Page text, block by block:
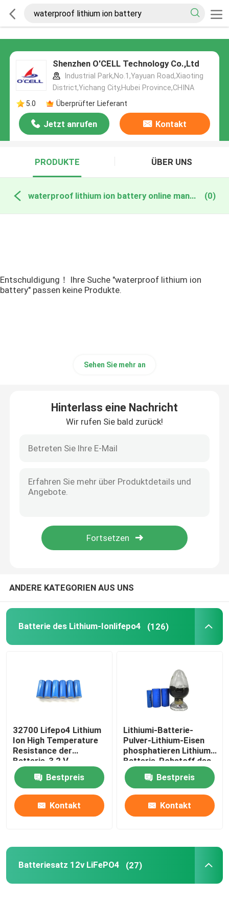
Shenzhen O'CELL Technology Co.,Ltd
Industrial Park,No.1,Yayuan Road,Xiaoting
District,Yichang City,Hubei Province,CHINA
5.0
Überprüfter Lieferant
Jetzt anrufen Kontakt
PRODUKTE ÜBER UNS
waterproof lithium ion battery online manufacture (0)
Entschuldigung！ Ihre Suche "waterproof lithium ion
battery" passen keine Produkte.
Sehen Sie mehr an
Hinterlass eine Nachricht
Wir rufen Sie bald zurück!
ANDERE KATEGORIEN AUS UNS
Batterie des Lithium-Ionlifepo4 (126)
32700 Lifepo4 Lithium
Ion High Temperature
Resistance der
Batterie-3,2 V
6000mah
Bestpreis
Kontakt
Lithiumi-Batterie-
Pulver-Lithium-Eisen
phosphatieren Lithium-
Batterie-Rohstoff des
Pulver-LiFePO4
Bestpreis
Kontakt
Batteriesatz 12v LiFePO4 (27)